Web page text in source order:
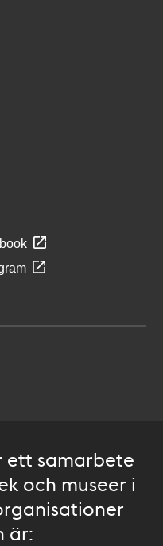
ett samarbete
och museer i
är: